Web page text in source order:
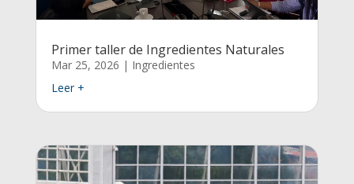
Primer taller de Ingredientes Naturales
Mar 25, 2026 | Ingredientes
Leer +